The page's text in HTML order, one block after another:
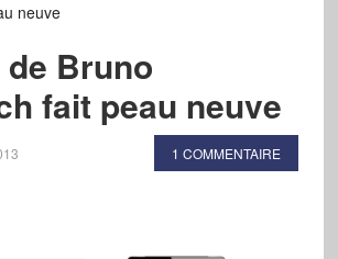
neuve
Bruno
fait peau neuve
1 COMMENTAIRE